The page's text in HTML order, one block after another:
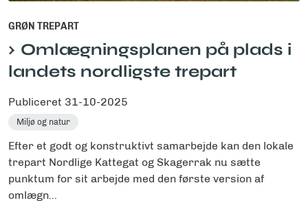
GRØN TREPART
Omlægningsplanen på plads i
landets nordligste trepart
Publiceret 31-10-2025
Miljø og natur
Efter et godt og konstruktivt samarbejde kan den lokale
trepart Nordlige Kattegat og Skagerrak nu sætte
punktum for sit arbejde med den første version af
omlægn...